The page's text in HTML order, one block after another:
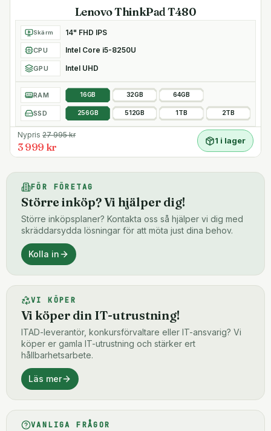
Lenovo ThinkPad T480
Skärm 14" FHD IPS
CPU Intel Core i5-8250U
GPU Intel UHD
RAM 16GB 32GB 64GB
SSD 256GB 512GB 1TB 2TB
Nypris 27 995kr
3 999 kr
1 i lager
FÖR FÖRETAG
Större inköp? Vi hjälper dig!
Större inköpsplaner? Kontakta oss så hjälper vi dig med
skräddarsydda lösningar för att möta just dina behov.
Kolla in
VI KÖPER
Vi köper din IT-utrustning!
ITAD-leverantör, konkursförvaltare eller IT-ansvarig? Vi
köper er gamla IT-utrustning och stärker ert
hållbarhetsarbete.
Läs mer
VANLIGA FRÅGOR